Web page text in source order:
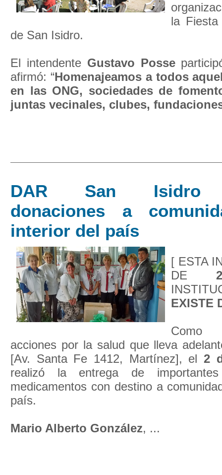
la
de San Isidro.
El intendente Gustavo Posse
afirmó: “Homenajeamos a todos
en las ONG, sociedades de
juntas vecinales, clubes,
DAR San Isidro
donaciones a
interior del país
[ ESTA
DE
EXISTE
acciones por la salud que lleva
[Av. Santa Fe 1412, Martínez], el 2
realizó la entrega de
medicamentos con destino a
país.
Mario Alberto González, ...